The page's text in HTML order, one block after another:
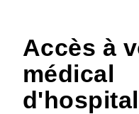
Accès à
médical